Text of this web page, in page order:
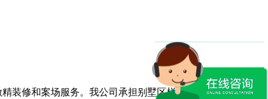
装修和案场服务。我公司承担别墅区样板房的
中央空调和中